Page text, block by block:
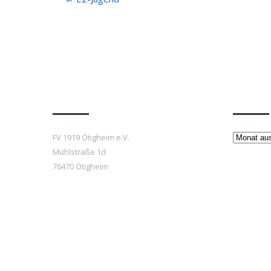
navigation
FV 1919 Ötigheim e.V.
Mühlstraße 1d
76470 Ötigheim
Beiträge